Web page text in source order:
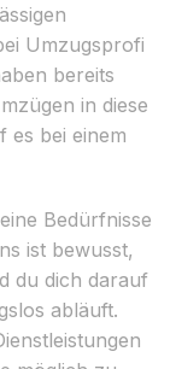
Umzugsprofi
bereits
in diese
es bei einem
Bedürfnisse
ist bewusst,
du dich darauf
abläuft.